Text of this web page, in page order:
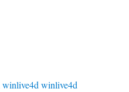
winlive4d winlive4d